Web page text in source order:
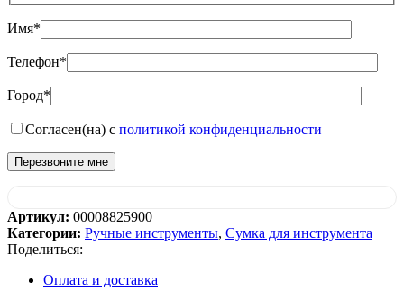
Имя*
Телефон*
Город*
Согласен(на) с политикой конфиденциальности
Артикул: 00008825900
Категории: Ручные инструменты, Сумка для инструмента
Поделиться:
Оплата и доставка